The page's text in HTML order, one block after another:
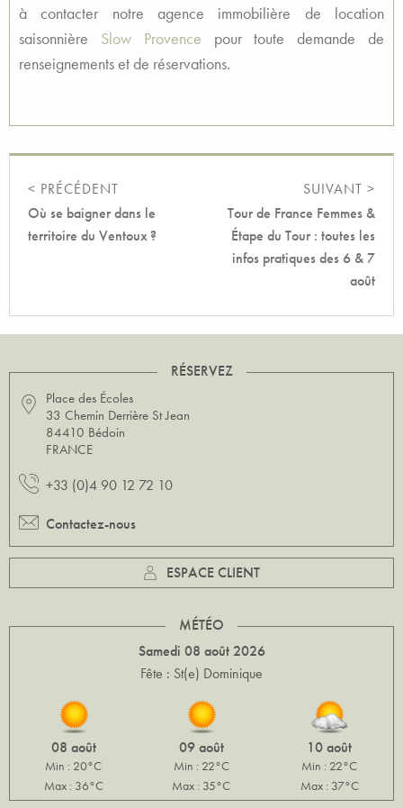
à contacter notre agence immobilière de location
saisonnière Slow Provence pour toute demande de
renseignements et de réservations.
< PRÉCÉDENT
Où se baigner dans le
territoire du Ventoux ?
SUIVANT >
Tour de France Femmes &
Étape du Tour : toutes les
infos pratiques des 6 & 7
août
RÉSERVEZ
Place des Écoles
33 Chemin Derrière St Jean
84410 Bédoin
FRANCE
+33 (0)4 90 12 72 10
Contactez-nous
ESPACE CLIENT
MÉTÉO
Samedi 08 août 2026
Fête : St(e) Dominique
08 août
Min : 20°C
Max : 36°C
09 août
Min : 22°C
Max : 35°C
10 août
Min : 22°C
Max : 37°C